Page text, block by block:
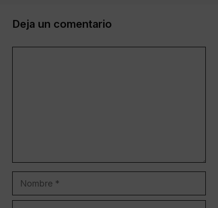
Deja un comentario